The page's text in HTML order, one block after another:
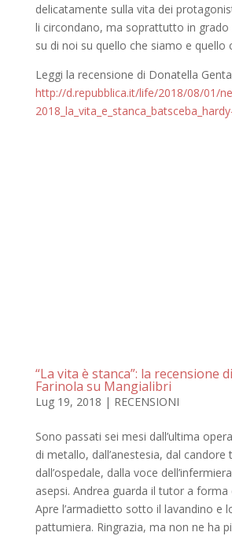
delicatamente sulla vita dei
li circondano, ma soprattutto in
su di noi su quello che siamo e quello
Leggi la recensione di Donatella
http://d.repubblica.it/life/2018/08/01/
“La vita è stanca”: la recensione
Farinola su Mangialibri
Lug 19, 2018 | RECENSIONI
Sono passati sei mesi dall’ultima
di metallo, dall’anestesia, dal candore
dall’ospedale, dalla voce
asepsi. Andrea guarda il tutor a forma
Apre l’armadietto sotto il lavandino e
pattumiera. Ringrazia, ma non ne ha